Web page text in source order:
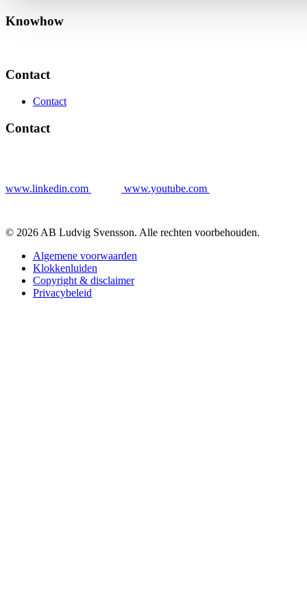
Knowhow
Contact
Contact
Contact
www.linkedin.com www.youtube.com
© 2026 AB Ludvig Svensson. Alle rechten voorbehouden.
Algemene voorwaarden
Klokkenluiden
Copyright & disclaimer
Privacybeleid